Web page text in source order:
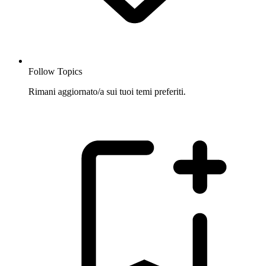
Follow Topics
Rimani aggiornato/a sui tuoi temi preferiti.